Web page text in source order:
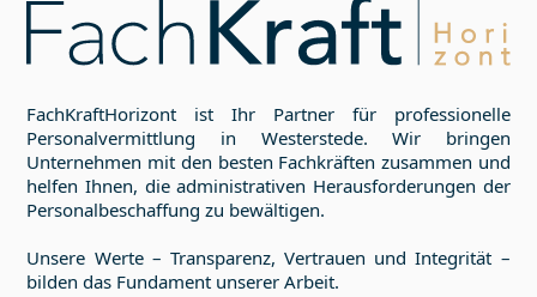
FachKraftHorizont ist Ihr Partner für professionelle
Personalvermittlung in Westerstede. Wir bringen
Unternehmen mit den besten Fachkräften zusammen und
helfen Ihnen, die administrativen Herausforderungen der
Personalbeschaffung zu bewältigen.
Unsere Werte – Transparenz, Vertrauen und Integrität –
bilden das Fundament unserer Arbeit.